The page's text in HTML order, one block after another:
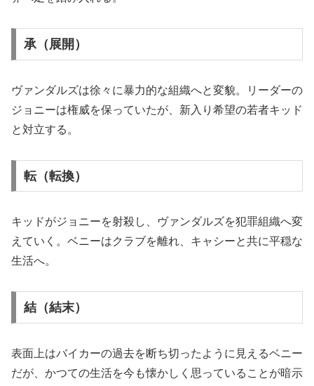
承（展開）
ヴァンダルズは徐々に暴力的な組織へと変貌。リーダーの
ジョニーは権威を保っていたが、新入り希望の若者キッド
と対立する。
転（転換）
キッドがジョニーを射殺し、ヴァンダルズを犯罪組織へ変
えていく。ベニーはクラブを離れ、キャシーと共に平穏な
生活へ。
結（結末）
表面上はバイカーの過去を断ち切ったように見えるベニー
だが、かつての生活を今も懐かしく思っていることが暗示